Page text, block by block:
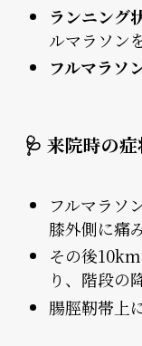
ランニング
ルマラソン
フルマラソ
🩺 来院時の
フルマラソ
膝外側に痛
その後
り、階段の
腸脛靭帯上